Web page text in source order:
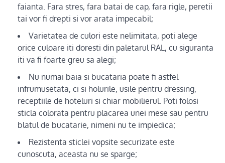
faianta. Fara stres, fara batai de cap, fara rigle, peretii
tai vor fi drepti si vor arata impecabil;
Varietatea de culori este nelimitata, poti alege
orice culoare iti doresti din paletarul RAL, cu siguranta
iti va fi foarte greu sa alegi;
Nu numai baia si bucataria poate fi astfel
infrumusetata, ci si holurile, usile pentru dressing,
receptiile de hoteluri si chiar mobilierul. Poti folosi
sticla colorata pentru placarea unei mese sau pentru
blatul de bucatarie, nimeni nu te impiedica;
Rezistenta sticlei vopsite securizate este
cunoscuta, aceasta nu se sparge;